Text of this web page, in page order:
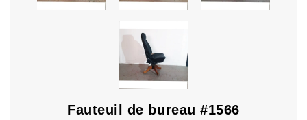
Fauteuil de bureau #1566